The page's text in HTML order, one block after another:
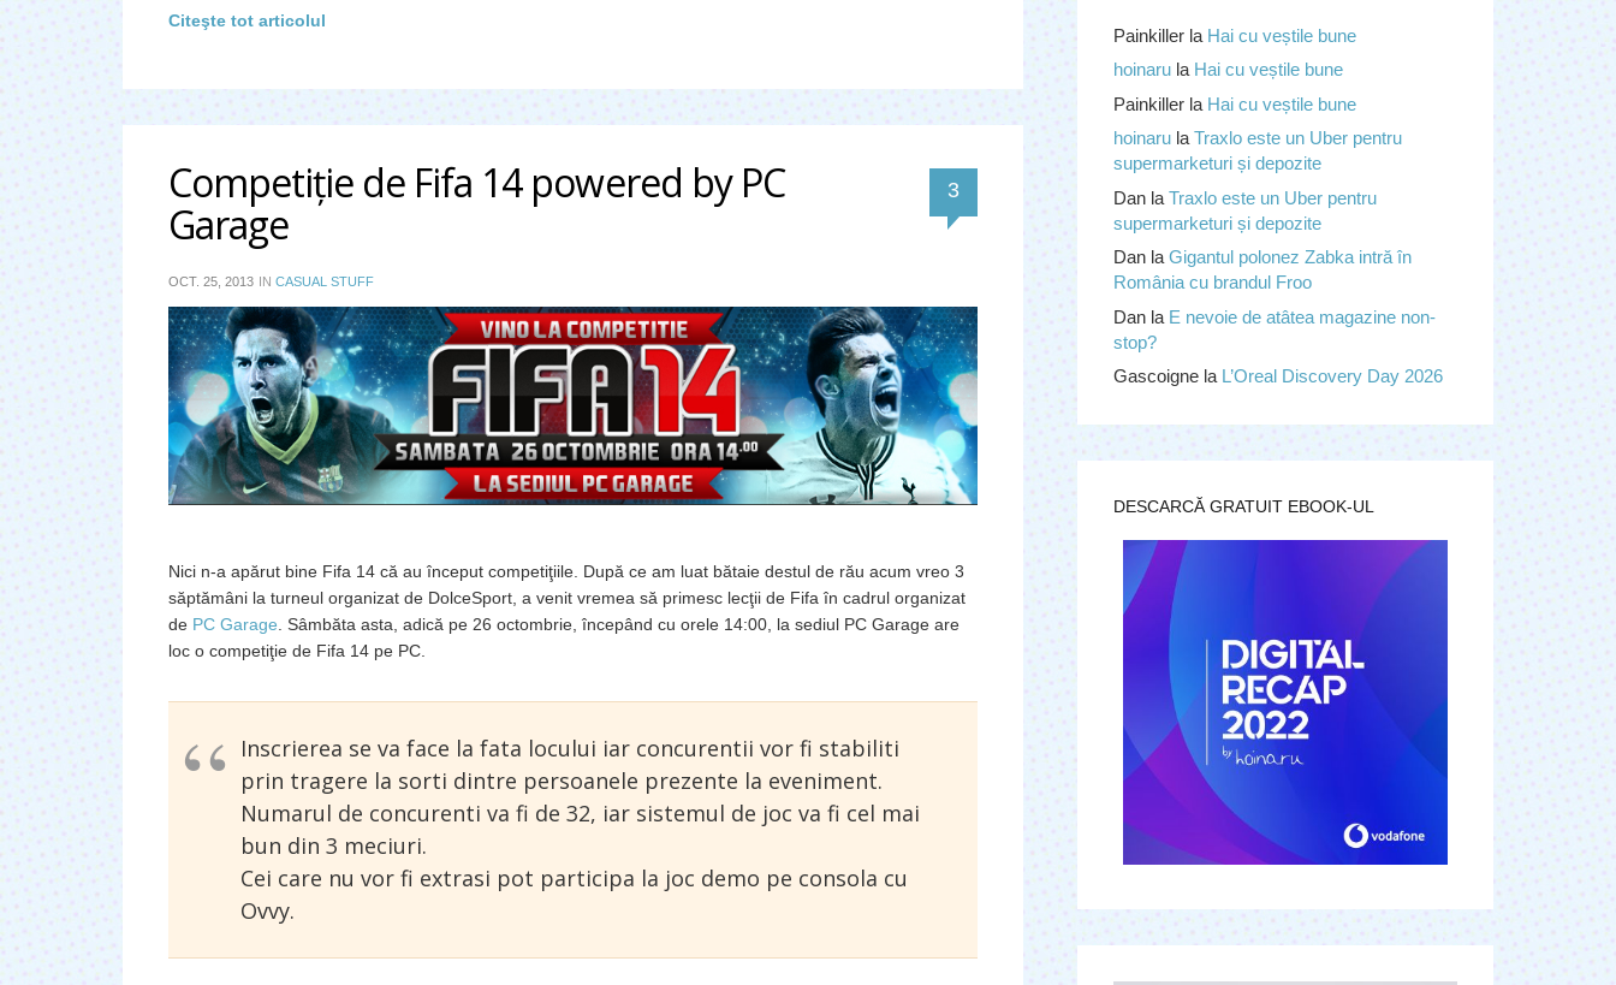
Citeşte tot articolul
Competiţie de Fifa 14 powered by PC
Garage
3comentarii
OCT. 25, 2013 IN CASUAL STUFF
Nici n-a apărut bine Fifa 14 că au început competiţiile. După ce am luat bătaie destul de rău acum vreo 3
săptămâni la turneul organizat de DolceSport, a venit vremea să primesc lecţii de Fifa în cadrul organizat
de PC Garage. Sâmbăta asta, adică pe 26 octombrie, începând cu orele 14:00, la sediul PC Garage are
loc o competiţie de Fifa 14 pe PC.
Inscrierea se va face la fata locului iar concurentii vor fi stabiliti
prin tragere la sorti dintre persoanele prezente la eveniment.
Numarul de concurenti va fi de 32, iar sistemul de joc va fi cel mai
bun din 3 meciuri.
Cei care nu vor fi extrasi pot participa la joc demo pe consola cu
Ovvy.
Painkillerla Hai cu veștile bune
hoinarula Hai cu veștile bune
Painkillerla Hai cu veștile bune
hoinarula Traxlo este un Uber pentru
supermarketuri și depozite
Danla Traxlo este un Uber pentru
supermarketuri și depozite
Danla Gigantul polonez Zabka intră în
România cu brandul Froo
Danla E nevoie de atâtea magazine non-
stop?
Gascoignela L’Oreal Discovery Day 2026
DESCARCĂ GRATUIT EBOOK-UL